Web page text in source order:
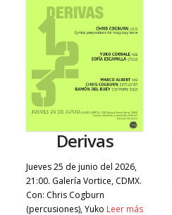
Derivas
Jueves 25 de junio del 2026,
21:00. Galería Vortice, CDMX.
Con: Chris Cogburn
(percusiones), Yuko Leer más